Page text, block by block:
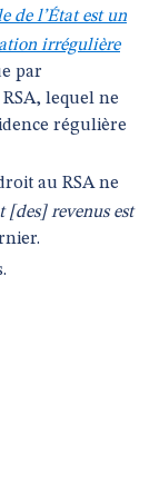
de l’État est un
irrégulière
par
lequel ne
régulière
au RSA ne
[des] revenus est